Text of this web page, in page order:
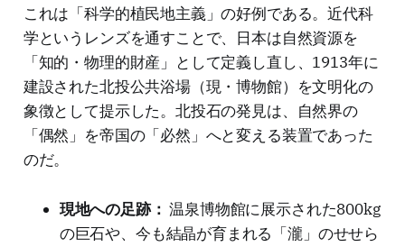
これは「科学的植民地主義」の好例である。近代科
学というレンズを通すことで、日本は自然資源を
「知的・物理的財産」として定義し直し、1913年に
建設された北投公共浴場（現・博物館）を文明化の
象徴として提示した。北投石の発見は、自然界の
「偶然」を帝国の「必然」へと変える装置であった
のだ。
現地への足跡： 温泉博物館に展示された800kg
の巨石や、今も結晶が育まれる「瀧」のせせら